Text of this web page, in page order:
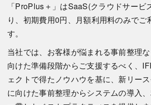
「ProPlus＋」はSaaS(クラウドサービ
り、初期費用0円、月額利用料のみでご
す。
当社では、お客様が悩まれる事前整理
向けた準備段階からご支援するべく、
ェクトで得たノウハウを基に、新リー
に向けた事前整理からシステムの導入、